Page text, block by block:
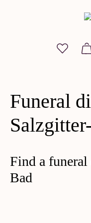
You
Funeral
Find a
Bad